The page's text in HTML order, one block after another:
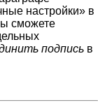
настройки» в
сможете
подпись в